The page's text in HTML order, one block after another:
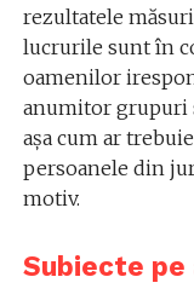
rezultatele
lucrurile sunt în
oamenilor
anumitor grupuri
așa cum ar
persoanele din
motiv.
Subiecte pe